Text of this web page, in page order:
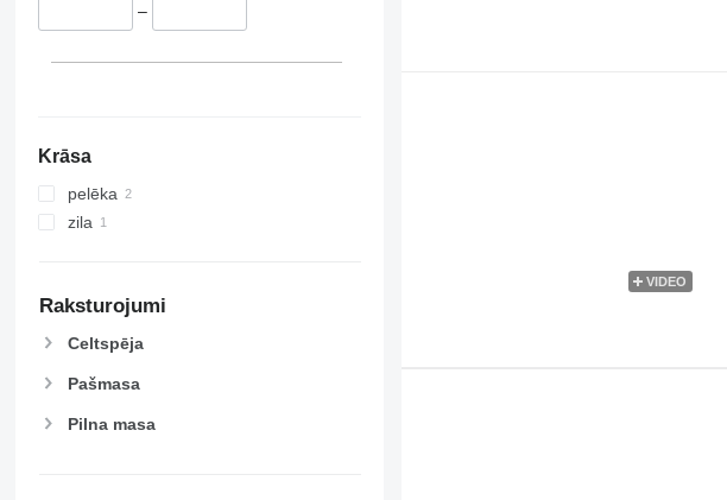
–
Krāsa
pelēka
zila
Raksturojumi
Celtspēja
Pašmasa
Pilna masa
VIDEO